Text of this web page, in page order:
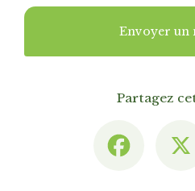
Envoyer un
Partagez